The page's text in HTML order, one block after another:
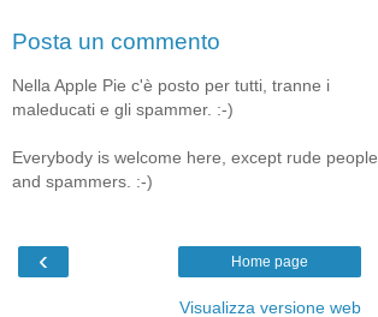
Posta un commento
Nella Apple Pie c'è posto per tutti, tranne i
maleducati e gli spammer. :-)
Everybody is welcome here, except rude people
and spammers. :-)
‹ Home page
Visualizza versione web